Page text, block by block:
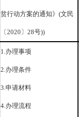
贫行动方案的通知》(文民
〔2020〕28号))
1.办理事项
2.办理条件
3.申请材料
4.办理流程